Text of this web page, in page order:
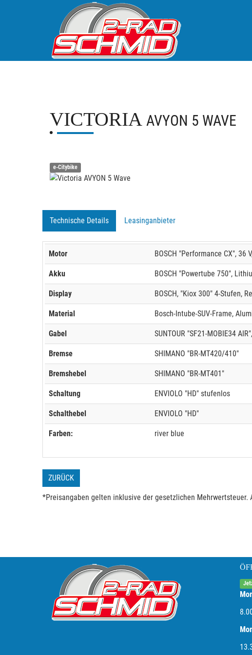
VICTORIA AVYON 5 WAVE
e-Citybike
Technische Details Leasinganbieter
Motor BOSCH "Performance CX", 36
Akku BOSCH "Powertube 750",
Display BOSCH, "Kiox 300" 4-Stufen,
Material Bosch-Intube-SUV-Frame,
Gabel SUNTOUR "SF21-MOBIE34
Bremse SHIMANO "BR-MT420/410"
Bremshebel SHIMANO "BR-MT401"
Schaltung ENVIOLO "HD" stufenlos
Schalthebel ENVIOLO "HD"
Farben: river blue
ZURÜCK
*Preisangaben gelten inklusive der gesetzlichen